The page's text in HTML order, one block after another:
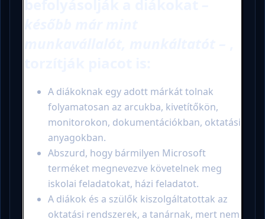
A diákoknak egy adott márkát tolnak
folyamatosan az arcukba, kivetítőkön,
monitorokon, dokumentációkban, oktatási
anyagokban.
Abszurd, hogy bármilyen Microsoft
terméket megnevezve követelnek meg
iskolai feladatokat, házi feladatot.
A diákok és a szülők kiszolgáltatottak az
oktatási rendszerek, a tanárnak, mert nem